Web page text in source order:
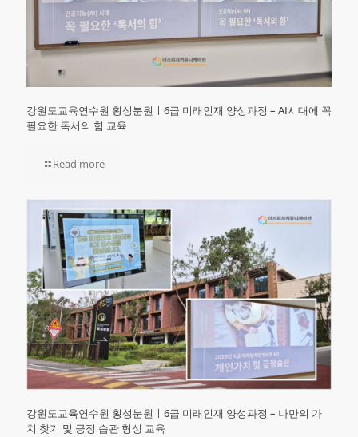
강원도교육연수원 횡성분원ㅣ6급 미래인재 양성과정 – AI시대에 꼭
필요한 독서의 힘 교육
Read more
강원도교육연수원 횡성분원ㅣ6급 미래인재 양성과정 – 나만의 가
치 찾기 및 긍정 습관 형성 교육